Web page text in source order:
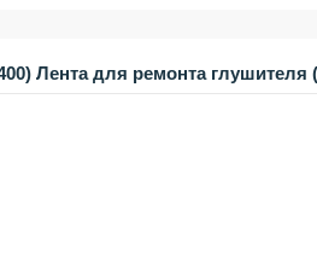
Лента для ремонта глушителя